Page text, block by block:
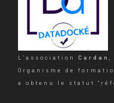
L’association Cardan ,
Organisme de
a obtenu le statut